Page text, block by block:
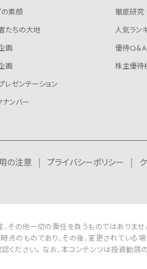
の素顔
たちの大地
画
画
レゼンテーション
ナンバー
徹底研究
人気ラン
優待Q&A
株主優待
の注意 プライバシーポリシー
その他一切の責任を負うものではありませ
のものであり、その後、変更されている場
ください。 なお、本コンテンツは投資勧誘